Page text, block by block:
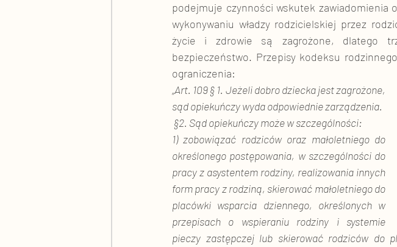
podejmuje czynności wskutek zawiadomienia
wykonywaniu władzy rodzicielskiej przez
życie i zdrowie są zagrożone, dlatego
bezpieczeństwo. Przepisy kodeksu
ograniczenia:
„Art. 109 § 1. Jeżeli dobro dziecka jest zagrożone,
sąd opiekuńczy wyda odpowiednie zarządzenia.
§2. Sąd opiekuńczy może w szczególności:
1) zobowiązać rodziców oraz małoletniego do
określonego postępowania, w szczególności do
pracy z asystentem rodziny, realizowania innych
form pracy z rodziną, skierować małoletniego do
placówki wsparcia dziennego, określonych w
przepisach o wspieraniu rodziny i systemie
pieczy zastępczej lub skierować rodziców do